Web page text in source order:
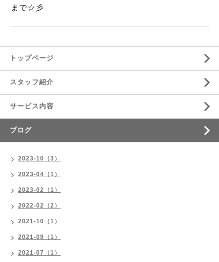
まで☆彡
トップページ
スタッフ紹介
サービス内容
ブログ
2023-10（3）
2023-04（1）
2023-02（1）
2022-02（2）
2021-10（1）
2021-09（1）
2021-07（1）